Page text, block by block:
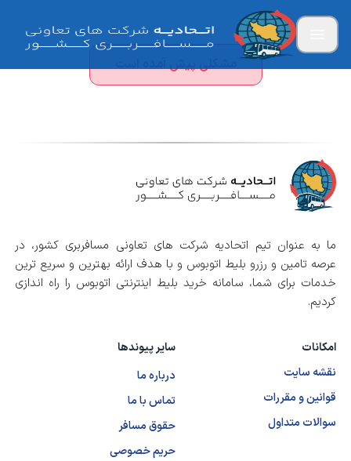
مشکلی پیش آمده است
ما به عنوان تیم اتحادیه شرکت های تعاونی مسافربری کشور، در
عرصه تامین و رزرو بلیط اتوبوس و با هدف ارائه بهترین و سریع ترین
خدمات برای شما، سامانه خرید بلیط اینترنتی اتوبوس را راه اندازی
کردیم.
امکانات
نقشه سایت
قوانین و مقررات
سوالات متداول
سایر پیوندها
درباره ما
تماس با ما
حقوق مسافر
حریم خصوصی